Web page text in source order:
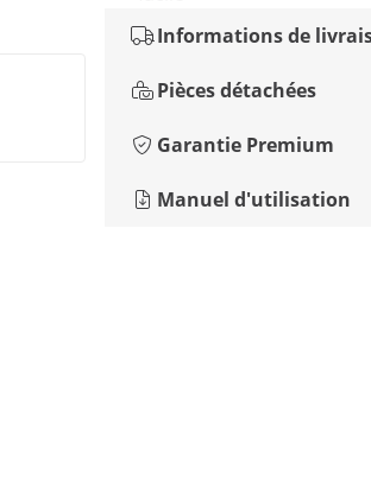
Informations de
Pièces détachées
Garantie Premium
Manuel d'utilisation